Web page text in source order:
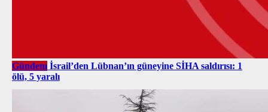
Gündem İsrail’den Lübnan’ın güneyine SİHA saldırısı: 1
ölü, 5 yaralı